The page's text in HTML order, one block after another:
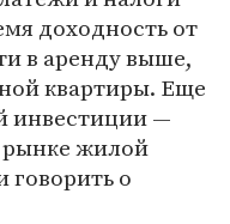
доходность от
в аренду выше,
квартиры. Еще
инвестиции —
рынке жилой
о